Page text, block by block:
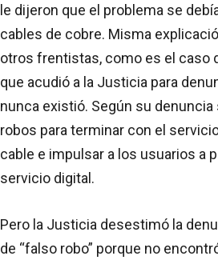
le dijeron que el problema se
cables de cobre. Misma
otros frentistas, como es el caso
que acudió a la Justicia para
nunca existió. Según su
robos para terminar con el
cable e impulsar a los usuarios a
servicio digital.
Pero la Justicia desestimó la
de “falso robo” porque no